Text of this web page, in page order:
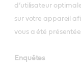
d’utilisateur
sur votre appareil
vous a été
Enquêtes